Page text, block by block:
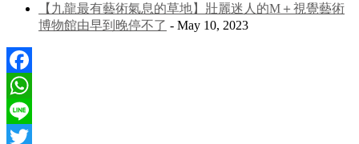
【九龍最有藝術氣息的草地】壯麗迷人的M＋視覺藝術
博物館由早到晚停不了 - May 10, 2023
Facebook
WhatsApp
Line